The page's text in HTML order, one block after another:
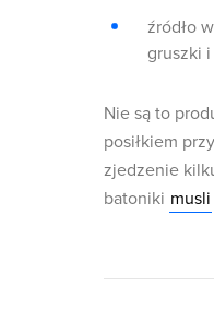
źródło
gruszki i
Nie są to
posiłkiem
zjedzenie
batoniki musli